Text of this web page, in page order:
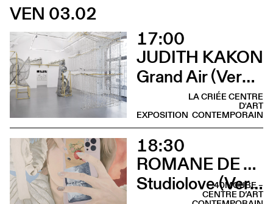
VEN 03.02
17:00
JUDITH KAKON
Grand Air (Vernissage)
LA CRIÉE CENTRE
D'ART
CONTEMPORAIN
EXPOSITION
18:30
ROMANE DE WATTEVILLE
Studiolove (Vernissage)
40MCUBE –
CENTRE D’ART